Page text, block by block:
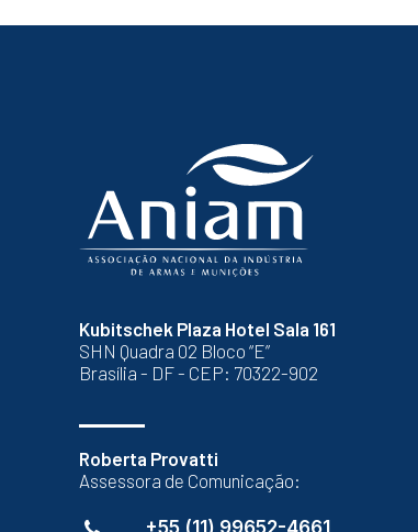
Kubitschek Plaza Hotel Sala 161
SHN Quadra 02 Bloco “E”
Brasília - DF - CEP: 70322-902
Roberta Provatti
Assessora de Comunicação:
+55 (11) 99652-4661